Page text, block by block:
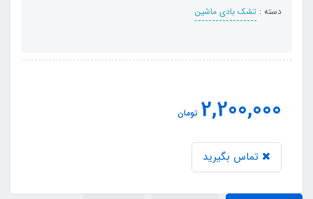
دسته : تشک بادی ماشین
2,200,000 تومان
تماس بگیرید